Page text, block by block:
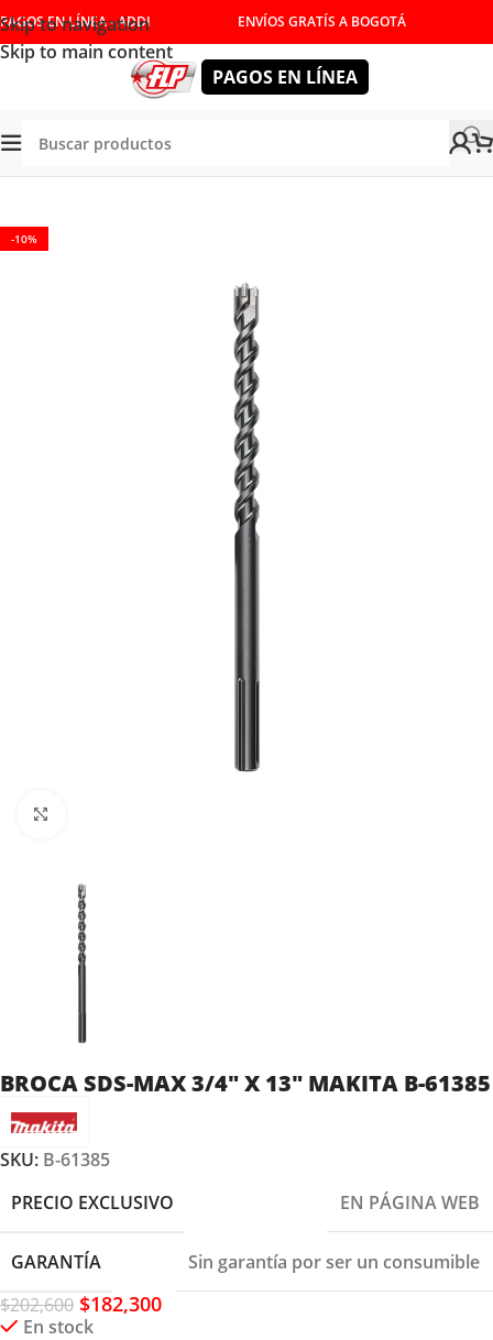
Skip to navigation
Skip to main content
PAGOS EN LÍNEA - ADDI ENVÍOS GRATÍS A BOGOTÁ
PAGOS EN LÍNEA
Tienda/HERRAMIENTAS MANUALES CORTE Y DESBASTE
-10%
BROCA SDS-MAX 3/4″ X 13″ MAKITA B-61385
SKU: B-61385
PRECIO EXCLUSIVO
EN PÁGINA WEB
GARANTÍA
Sin garantía por ser un consumible
$202,600 $182,300
En stock